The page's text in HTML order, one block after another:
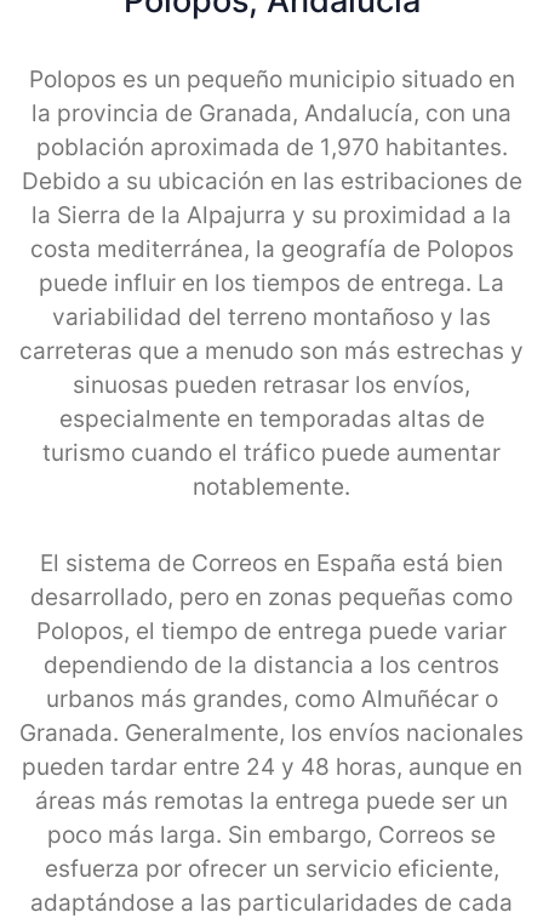
Polopos es un pequeño municipio situado en
la provincia de Granada, Andalucía, con una
población aproximada de 1,970 habitantes.
Debido a su ubicación en las estribaciones de
la Sierra de la Alpajurra y su proximidad a la
costa mediterránea, la geografía de Polopos
puede influir en los tiempos de entrega. La
variabilidad del terreno montañoso y las
carreteras que a menudo son más estrechas y
sinuosas pueden retrasar los envíos,
especialmente en temporadas altas de
turismo cuando el tráfico puede aumentar
notablemente.
El sistema de Correos en España está bien
desarrollado, pero en zonas pequeñas como
Polopos, el tiempo de entrega puede variar
dependiendo de la distancia a los centros
urbanos más grandes, como Almuñécar o
Granada. Generalmente, los envíos nacionales
pueden tardar entre 24 y 48 horas, aunque en
áreas más remotas la entrega puede ser un
poco más larga. Sin embargo, Correos se
esfuerza por ofrecer un servicio eficiente,
adaptándose a las particularidades de cada